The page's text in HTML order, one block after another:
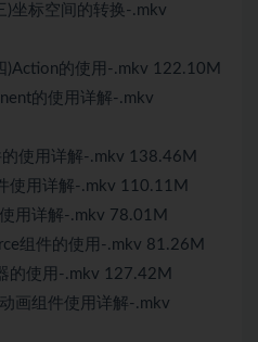
)坐标空间的转换-.mkv
)Action的使用-.mkv 122.10M
的使用详解-.mkv
使用详解-.mkv 138.46M
使用详解-.mkv 110.11M
用详解-.mkv 78.01M
组件的使用-.mkv 81.26M
的使用-.mkv 127.42M
画组件使用详解-.mkv